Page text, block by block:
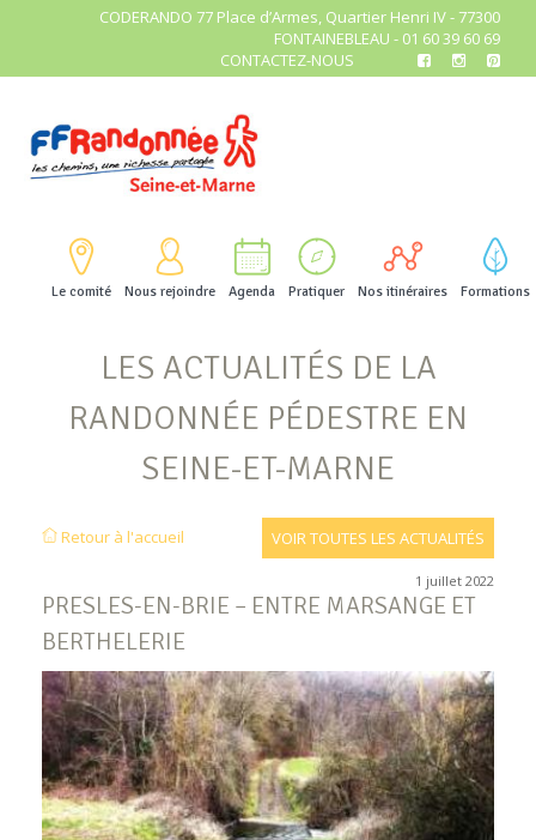
CODERANDO 77 Place d’Armes, Quartier Henri IV - 77300
FONTAINEBLEAU - 01 60 39 60 69
CONTACTEZ-NOUS
Le comité Nous rejoindre Agenda Pratiquer Nos itinéraires Formations
LES ACTUALITÉS DE LA
RANDONNÉE PÉDESTRE EN
SEINE-ET-MARNE
Retour à l'accueil VOIR TOUTES LES ACTUALITÉS
PRESLES-EN-BRIE – ENTRE MARSANGE ET
BERTHELERIE
1 juillet 2022